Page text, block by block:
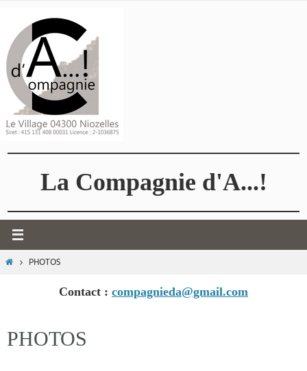
contenu
La Compagnie d'A...!
HOMEPHOTOS
Contact : compagnieda@gmail.com
PHOTOS